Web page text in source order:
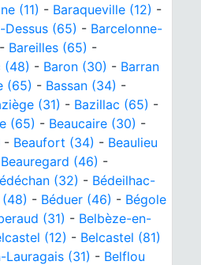
(11) - Baraqueville (12) -
Dessus (65) - Barcelonne-
- Bareilles (65) -
(48) - Baron (30) - Barran
(65) - Bassan (34) -
(31) - Bazillac (65) -
(65) - Beaucaire (30) -
- Beaufort (34) - Beaulieu
Beauregard (46) -
(32) - Bédeilhac-
- Béduer (46) - Bégole
(31) - Belbèze-en-
(12) - Belcastel (81)
Lauragais (31) - Belflou